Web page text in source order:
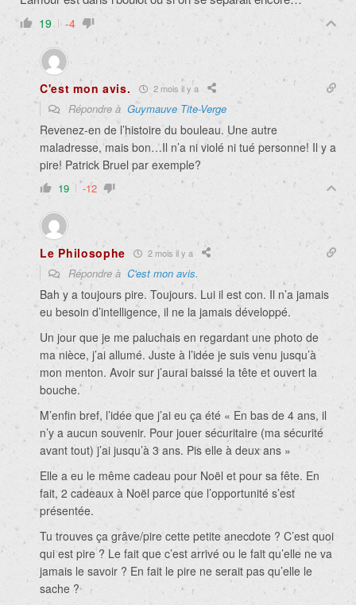
19 -4
C'est mon avis. 2 mois il y a
Répondre à Guymauve Tite-Verge
Revenez-en de l’histoire du bouleau. Une autre
maladresse, mais bon…Il n’a ni violé ni tué personne! Il y a
pire! Patrick Bruel par exemple?
19 -12
Le Philosophe 2 mois il y a
Répondre à C'est mon avis.
Bah y a toujours pire. Toujours. Lui il est con. Il n’a jamais
eu besoin d’intelligence, il ne la jamais développé.
Un jour que je me paluchais en regardant une photo de
ma nièce, j’ai allumé. Juste à l’idée je suis venu jusqu’à
mon menton. Avoir sur j’aurai baissé la tête et ouvert la
bouche.
M’enfin bref, l’idée que j’ai eu ça été « En bas de 4 ans, il
n’y a aucun souvenir. Pour jouer sécuritaire (ma sécurité
avant tout) j’ai jusqu’à 3 ans. Pis elle à deux ans »
Elle a eu le même cadeau pour Noël et pour sa fête. En
fait, 2 cadeaux à Noël parce que l’opportunité s’est
présentée.
Tu trouves ça grâve/pire cette petite anecdote ? C’est quoi
qui est pire ? Le fait que c’est arrivé ou le fait qu’elle ne va
jamais le savoir ? En fait le pire ne serait pas qu’elle le
sache ?